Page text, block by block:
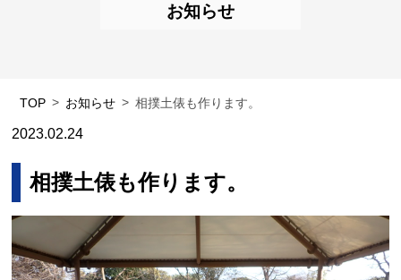
お知らせ
TOP お知らせ 相撲土俵も作ります。
2023.02.24
相撲土俵も作ります。